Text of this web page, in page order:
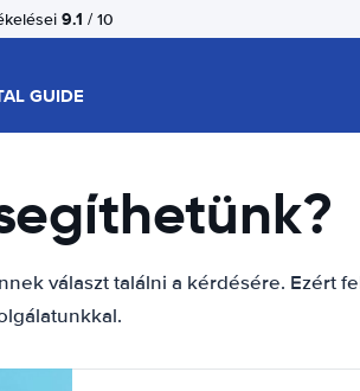
9.1 / 10
GUIDE
választ találni a kérdésére. Ezért